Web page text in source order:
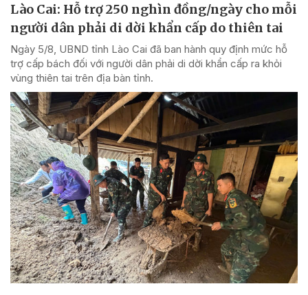
Lào Cai: Hỗ trợ 250 nghìn đồng/ngày cho mỗi
người dân phải di dời khẩn cấp do thiên tai
Ngày 5/8, UBND tỉnh Lào Cai đã ban hành quy định mức hỗ
trợ cấp bách đối với người dân phải di dời khẩn cấp ra khỏi
vùng thiên tai trên địa bàn tỉnh.